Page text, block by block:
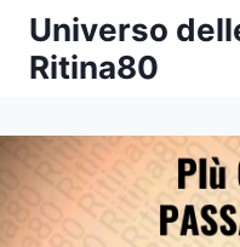
Salta
contenuto
Universo
Ritina80